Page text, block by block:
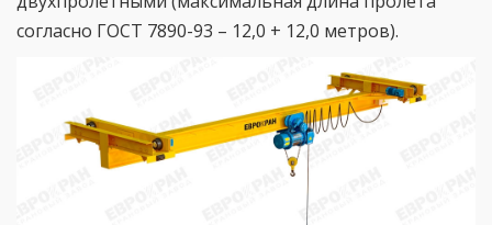
согласно ГОСТ 7890-93 – 12,0 + 12,0 метров).